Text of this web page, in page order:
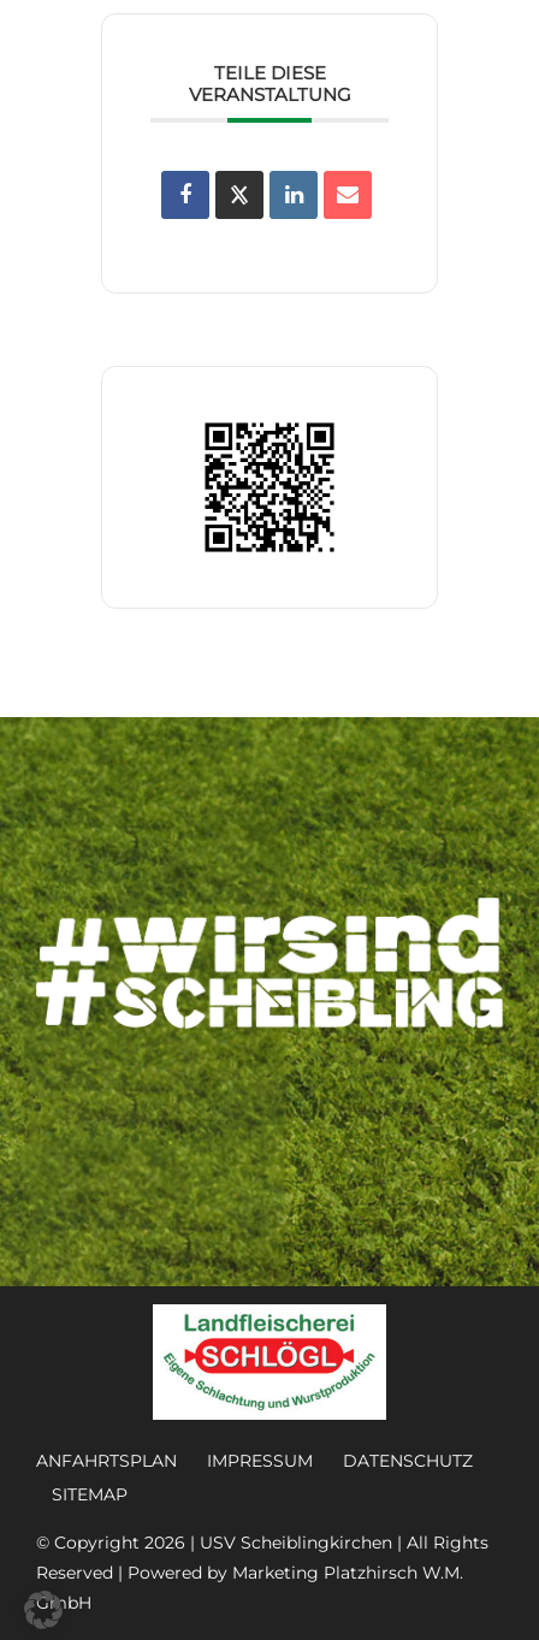
TEILE DIESE
VERANSTALTUNG
ANFAHRTSPLAN IMPRESSUM
DATENSCHUTZ
SITEMAP
© Copyright 2026 | USV Scheiblingkirchen | All Rights
Reserved | Powered by Marketing Platzhirsch W.M.
GmbH